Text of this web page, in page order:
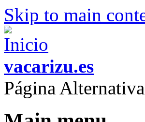
Skip to main
vacarizu.es
Página